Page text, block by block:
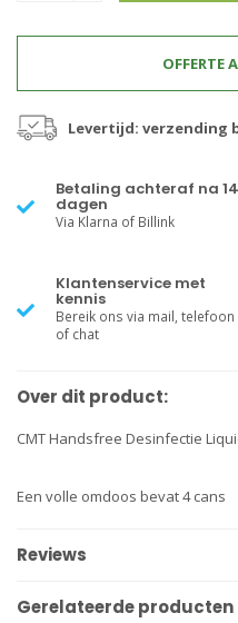
OFFERTE
Levertijd: verzending
Betaling achteraf na 14
dagen
Via Klarna of Billink
Klantenservice met
kennis
Bereik ons via mail, telefoon
of chat
Over dit product:
CMT Handsfree Desinfectie
Een volle omdoos bevat 4 cans
Reviews
Gerelateerde producten